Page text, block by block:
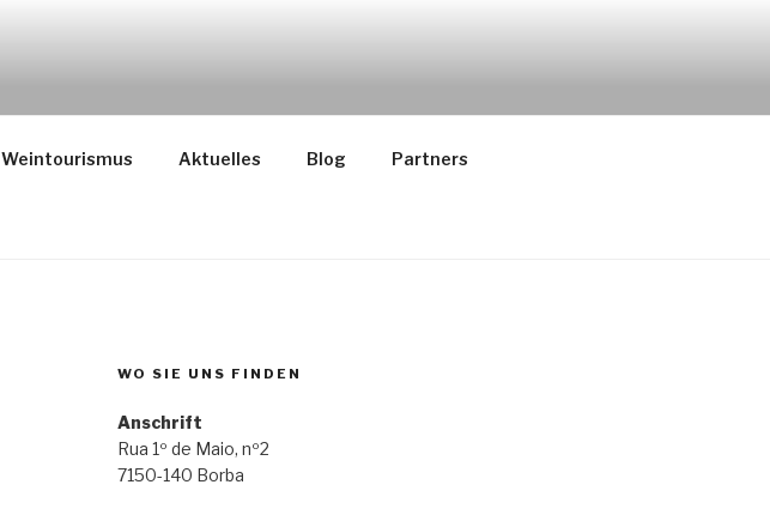
Weintourismus Aktuelles Blog Partners
WO SIE UNS FINDEN
Anschrift
Rua 1º de Maio, nº2
7150-140 Borba